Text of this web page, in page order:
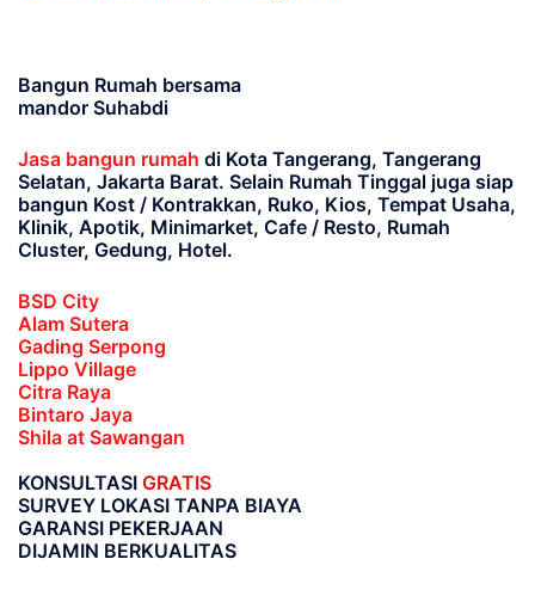
Bangun Rumah bersama
mandor Suhabdi
Jasa bangun rumah di Kota Tangerang, Tangerang
Selatan, Jakarta Barat. Selain Rumah Tinggal juga siap
bangun Kost / Kontrakkan, Ruko, Kios, Tempat Usaha,
Klinik, Apotik, Minimarket, Cafe / Resto, Rumah
Cluster, Gedung, Hotel.
BSD City
Alam Sutera
Gading Serpong
Lippo Village
Citra Raya
Bintaro Jaya
Shila at Sawangan
KONSULTASI GRATIS
SURVEY LOKASI TANPA BIAYA
GARANSI PEKERJAAN
DIJAMIN BERKUALITAS